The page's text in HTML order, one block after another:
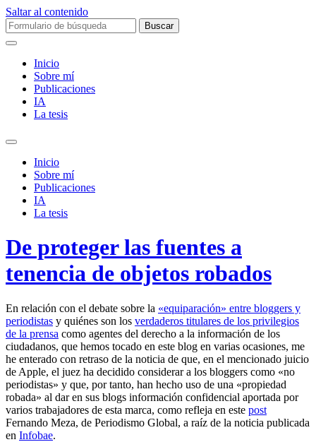
Saltar al contenido
Buscar:
Inicio
Sobre mí­
Publicaciones
IA
La tesis
Alternar
campo
búsqueda
Inicio
Sobre mí­
Publicaciones
IA
La tesis
De proteger las fuentes a
tenencia de objetos robados
En relación con el debate sobre la «equiparación» entre bloggers y
periodistas y quiénes son los verdaderos titulares de los privilegios
de la prensa como agentes del derecho a la información de los
ciudadanos, que hemos tocado en este blog en varias ocasiones, me
he enterado con retraso de la noticia de que, en el mencionado juicio
de Apple, el juez ha decidido considerar a los bloggers como «no
periodistas» y que, por tanto, han hecho uso de una «propiedad
robada» al dar en sus blogs información confidencial aportada por
varios trabajadores de esta marca, como refleja en este post
Fernando Meza, de Periodismo Global, a raíz de la noticia publicada
en Infobae.